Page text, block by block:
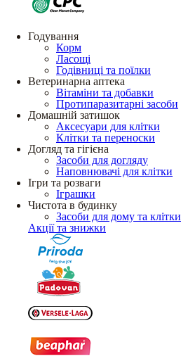
Годування
Корм
Ласощі
Годівниці та поїлки
Ветеринарна аптека
Вітаміни та добавки
Протипаразитарні засоби
Домашній затишок
Аксесуари для клітки
Клітки та переноски
Догляд та гігієна
Засоби для догляду
Наповнювачі для клітки
Ігри та розваги
Іграшки
Чистота в будинку
Засоби для дому та клітки
Акції та знижки